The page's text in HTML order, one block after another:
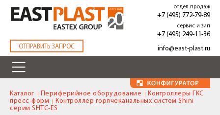
основному
содержанию
ОТПРАВИТЬ ЗАПРОС
отдел продаж
+7 (495) 772-79-89
сервис и зип
+7 (495) 249-11-36
info@east-plast.ru
Каталог Периферийное оборудование
Контроллеры ГКС
пресс-форм
Контроллер горячеканальных систем Shini
серии SHTC-ES